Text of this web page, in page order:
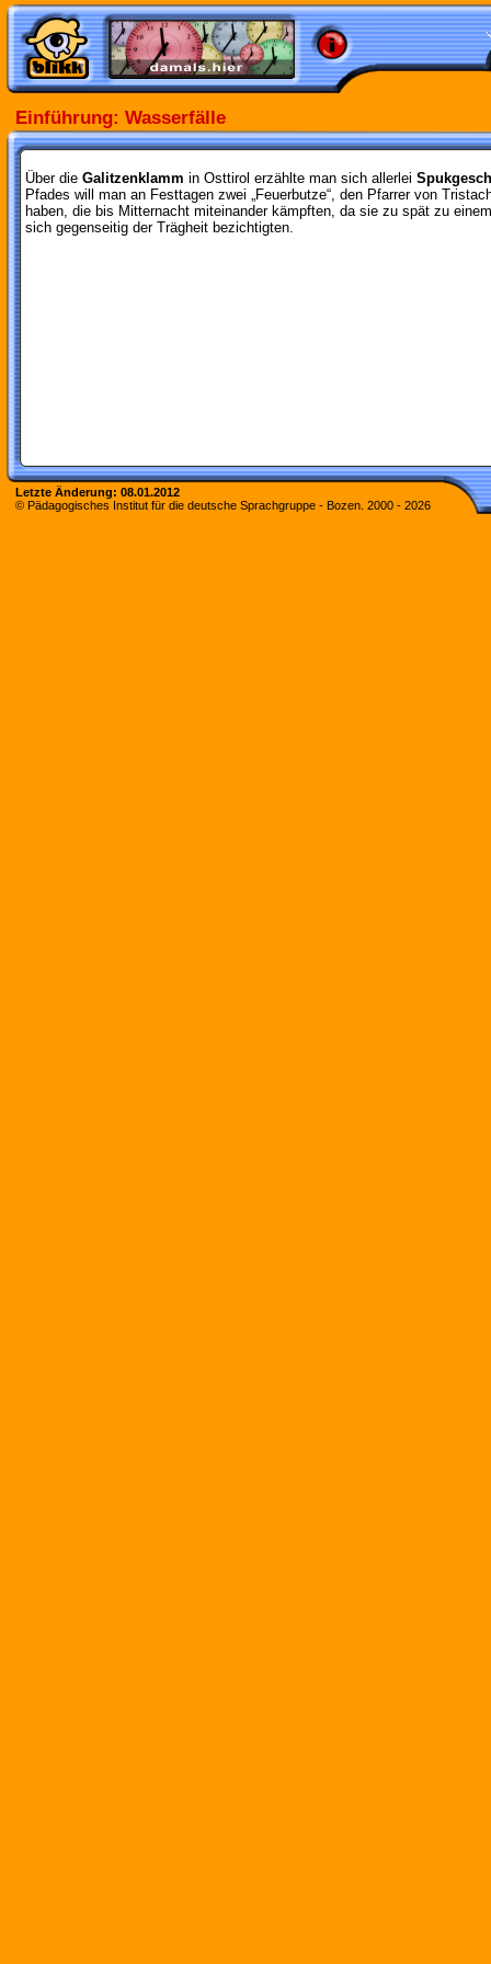
Einführung: Wasserfälle
Über die Galitzenklamm in Osttirol erzählte man sich allerlei
Pfades will man an Festtagen zwei „Feuerbutze“, den Pfarrer von
haben, die bis Mitternacht miteinander kämpften, da sie zu spät zu
sich gegenseitig der Trägheit bezichtigten.
Letzte Änderung: 08.01.2012
© Pädagogisches Institut für die deutsche Sprachgruppe - Bozen. 2000 - 2026